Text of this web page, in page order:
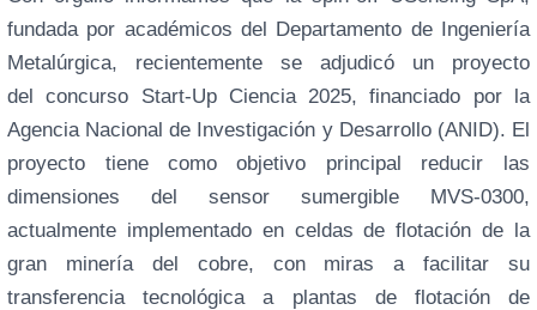
fundada por académicos del Departamento de Ingeniería
Metalúrgica, recientemente se adjudicó un proyecto
del concurso Start-Up Ciencia 2025, financiado por la
Agencia Nacional de Investigación y Desarrollo (ANID). El
proyecto tiene como objetivo principal reducir las
dimensiones del sensor sumergible MVS-0300,
actualmente implementado en celdas de flotación de la
gran minería del cobre, con miras a facilitar su
transferencia tecnológica a plantas de flotación de